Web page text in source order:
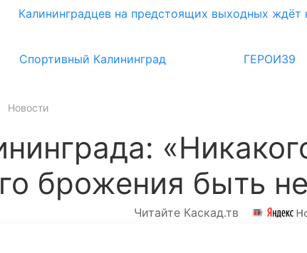
Калининградцев на предстоящих выходных ждёт
Спортивный Калининград
ГЕРОИ39
Новости
брожения быть
Читайте Каскад.тв